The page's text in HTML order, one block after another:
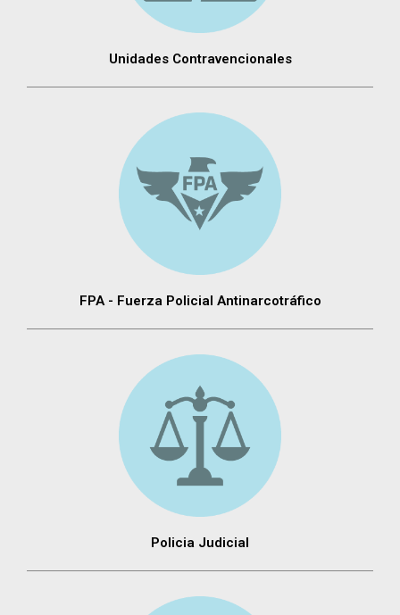
Unidades Contravencionales
FPA - Fuerza Policial Antinarcotráfico
Policia Judicial